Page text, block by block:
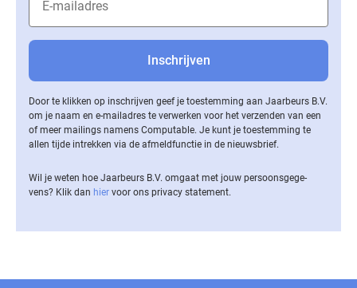
Door te klikken op inschrijven geef je toestemming aan Jaarbeurs B.V.
om je naam en e-mailadres te verwerken voor het verzenden van een
of meer mailings namens Computable. Je kunt je toestemming te
allen tijde intrekken via de af­meld­func­tie in de nieuwsbrief.
Wil je weten hoe Jaarbeurs B.V. omgaat met jouw per­soons­ge­ge­
vens? Klik dan hier voor ons privacy statement.